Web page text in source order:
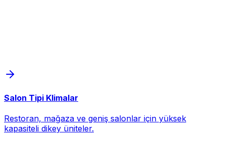
Salon Tipi Klimalar
Restoran, mağaza ve geniş salonlar için yüksek
kapasiteli dikey üniteler.